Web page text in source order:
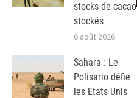
stocks de cacao
stockés
6 août 2026
Sahara : Le
Polisario défie
les Etats Unis